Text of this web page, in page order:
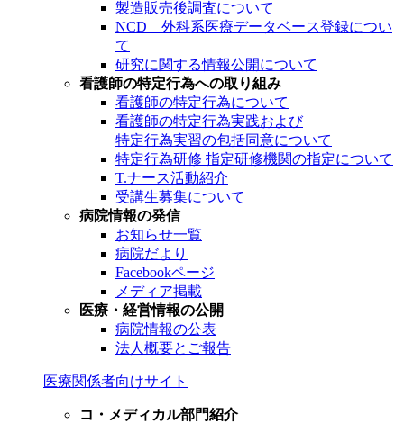
製造販売後調査について
NCD 外科系医療データベース登録につい
て
研究に関する情報公開について
看護師の特定行為への取り組み
看護師の特定行為について
看護師の特定行為実践および
特定行為実習の包括同意について
特定行為研修 指定研修機関の指定について
T.ナース活動紹介
受講生募集について
病院情報の発信
お知らせ一覧
病院だより
Facebookページ
メディア掲載
医療・経営情報の公開
病院情報の公表
法人概要とご報告
医療関係者向けサイト
コ・メディカル部門紹介